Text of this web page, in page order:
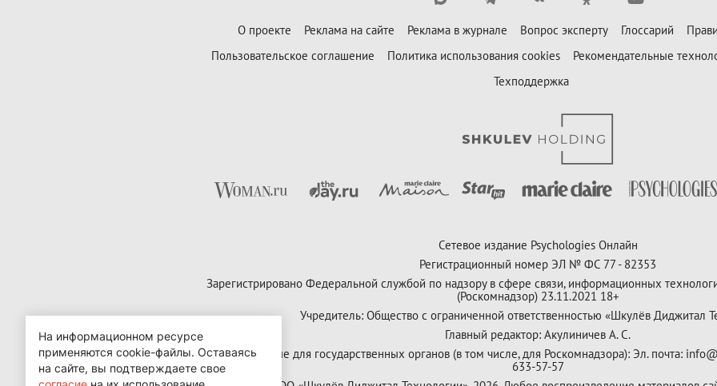
О проекте Реклама на сайте Реклама в журнале Вопрос эксперту Глоссарий
Пользовательское соглашение
Политика использования cookies
Рекомендательные
Техподдержка
Сетевое издание Psychologies Онлайн
Регистрационный номер ЭЛ № ФС 77 - 82353
Зарегистрировано Федеральной службой по надзору в сфере связи, информационных
(Роскомнадзор) 23.11.2021 18+
Учредитель: Общество с ограниченной ответственностью «Шкулёв Диджитал
Главный редактор: Акулиничев А. С.
Контактные данные для государственных органов (в том числе, для Роскомнадзора): Эл. почта:
633-57-57
На информационном ресурсе
применяются cookie-файлы. Оставаясь
на сайте, вы подтверждаете свое